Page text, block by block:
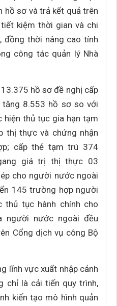
hồ sơ và trả kết quả trên
kiệm thời gian và chi
đồng thời nâng cao tính
công tác quản lý Nhà
hồ sơ đề nghị cấp
tăng 8.553 hồ sơ so với
hiện thủ tục gia hạn tạm
thị thực và chứng nhận
cấp thẻ tạm trú 374
giá trị thị thực 03
cho người nước ngoài
145 trường hợp người
thủ tục hành chính cho
người nước ngoài đều
Cổng dịch vụ công Bộ
lĩnh vực xuất nhập cảnh
chỉ là cải tiến quy trình,
kiến tạo mô hình quản